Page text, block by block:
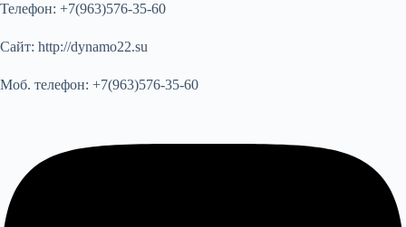
Телефон: +7(963)576-35-60
Сайт: http://dynamo22.su
Моб. телефон: +7(963)576-35-60